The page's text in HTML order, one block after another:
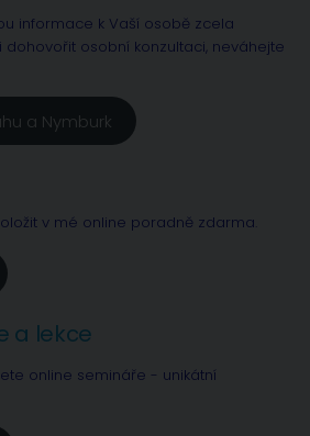
informace k Vaší osobě zcela
dohovořit osobní konzultaci, neváhejte
a Nymburk
v mé online poradně zdarma.
a lekce
online semináře - unikátní